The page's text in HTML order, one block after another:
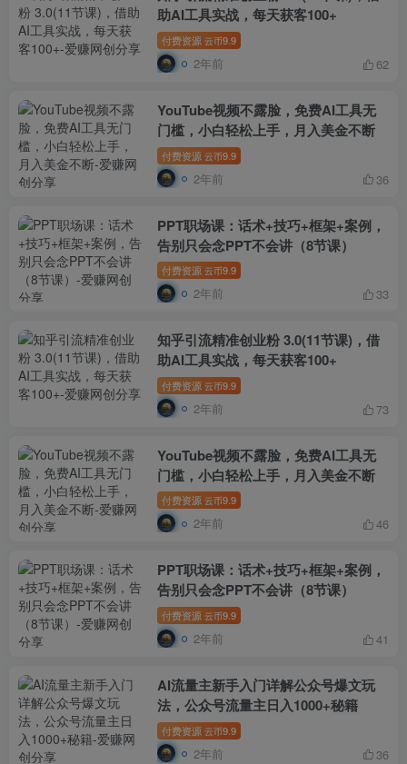
助AI工具实战，每天获客100+
付费资源 云币9.9
2年前 62
YouTube视频不露脸，免费AI工具无
门槛，小白轻松上手，月入美金不断
付费资源 云币9.9
2年前 36
PPT职场课：话术+技巧+框架+案例，
告别只会念PPT不会讲（8节课）
付费资源 云币9.9
2年前 33
知乎引流精准创业粉 3.0(11节课)，借
助AI工具实战，每天获客100+
付费资源 云币9.9
2年前 73
YouTube视频不露脸，免费AI工具无
门槛，小白轻松上手，月入美金不断
付费资源 云币9.9
2年前 46
PPT职场课：话术+技巧+框架+案例，
告别只会念PPT不会讲（8节课）
付费资源 云币9.9
2年前 41
AI流量主新手入门详解公众号爆文玩
法，公众号流量主日入1000+秘籍
付费资源 云币9.9
2年前 36